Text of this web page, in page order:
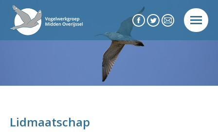
Facebook
page
window
Twitter
page
window
Mail
page
window
Lidmaatschap